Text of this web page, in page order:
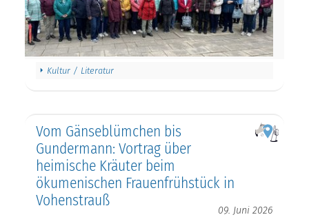
Kultur / Literatur
Vom Gänseblümchen bis
Gundermann: Vortrag über
heimische Kräuter beim
ökumenischen Frauenfrühstück in
Vohenstrauß
09. Juni 2026